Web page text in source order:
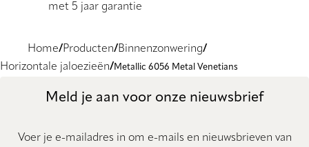
met 5 jaar garantie
Home Producten Binnenzonwering
Horizontale jaloezieën
Metallic 6056 Metal Venetians
Meld je aan voor onze nieuwsbrief
Voer je e-mailadres in om e-mails en nieuwsbrieven van